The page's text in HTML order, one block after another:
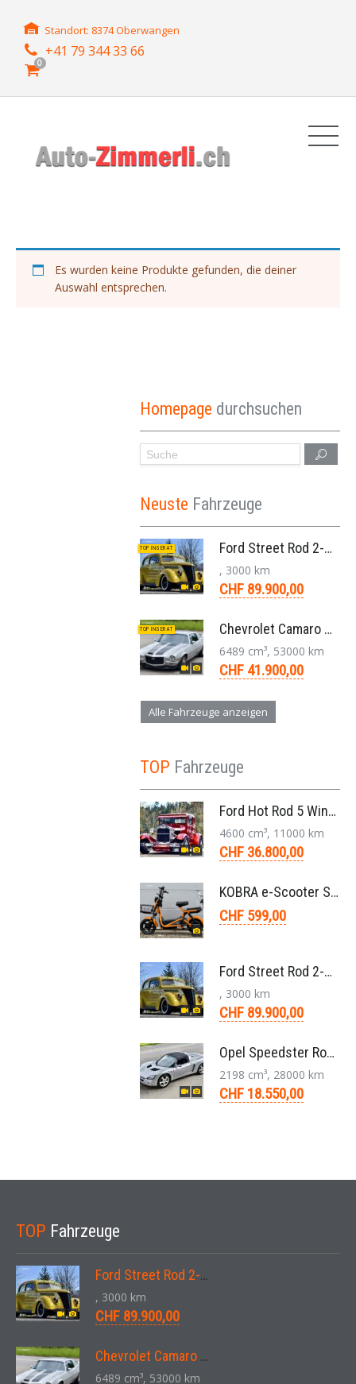
Standort: 8374 Oberwangen
+41 79 344 33 66
0
Es wurden keine Produkte gefunden, die deiner
Auswahl entsprechen.
Homepage durchsuchen
Neuste Fahrzeuge
TOP INSERAT Ford Street Rod 2-Door V8 Aut. 1937
, 3000 km
CHF 89.900,00
TOP INSERAT Chevrolet Camaro SS 396 LS3 Coupe Aut. 1971
6489 cm³, 53000 km
CHF 41.900,00
Alle Fahrzeuge anzeigen
TOP Fahrzeuge
Ford Hot Rod 5 Window 283 V8 4-Gang 1929
4600 cm³, 11000 km
CHF 36.800,00
KOBRA e-Scooter SG G60 240 Watt
CHF 599,00
Ford Street Rod 2-Door V8 Aut. 1937
, 3000 km
CHF 89.900,00
Opel Speedster Roadster 2.2 L Targa 5-Gang 2002
2198 cm³, 28000 km
CHF 18.550,00
TOP Fahrzeuge
Ford Street Rod 2-Door V8 Aut. 1937
, 3000 km
CHF 89.900,00
Chevrolet Camaro SS 396 LS3 Coupe Aut. 1971
6489 cm³, 53000 km